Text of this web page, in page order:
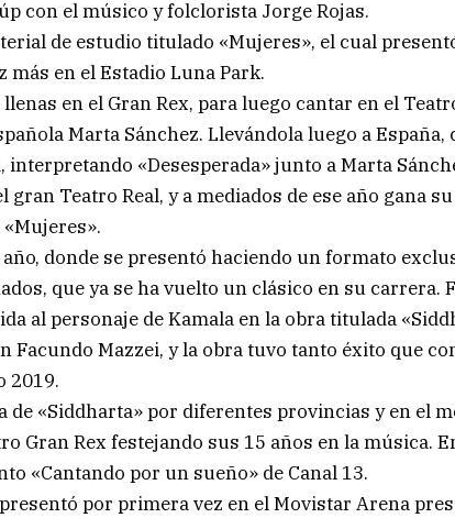
con el músico y folclorista Jorge Rojas.
de estudio titulado «Mujeres», el cual
más en el Estadio Luna Park.
en el Gran Rex, para luego cantar en el
Marta Sánchez. Llevándola luego a España,
«Desesperada» junto a Marta
gran Teatro Real, y a mediados de ese año gana
donde se presentó haciendo un formato
que ya se ha vuelto un clásico en su carrera.
al personaje de Kamala en la obra titulada
Facundo Mazzei, y la obra tuvo tanto éxito que
2019.
de «Siddharta» por diferentes provincias y en el
Gran Rex festejando sus 15 años en la música.
«Cantando por un sueño» de Canal 13.
por primera vez en el Movistar Arena